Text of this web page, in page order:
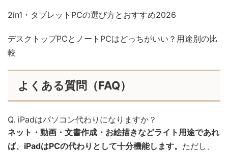
2in1・タブレットPCの選び方とおすすめ2026
デスクトップPCとノートPCはどっちがいい？用途別の比
較
よくある質問（FAQ）
Q. iPadはパソコン代わりになりますか？
ネット・動画・文書作成・お絵描きなどライト用途であれ
ば、iPadはPCの代わりとして十分機能します。 ただし、